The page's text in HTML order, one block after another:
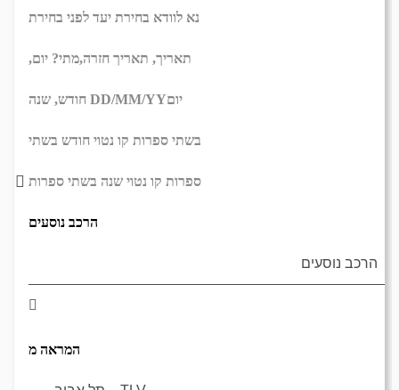
נא לוודא בחירת יעד לפני בחירת
תאריך, תאריך חזרה,מתי? יום,
DD/MM/YYיום
בשתי ספרות קו נטוי חודש בשתי
ספרות קו נטוי שנה בשתי ספרות
הרכב נוסעים
המראה מ